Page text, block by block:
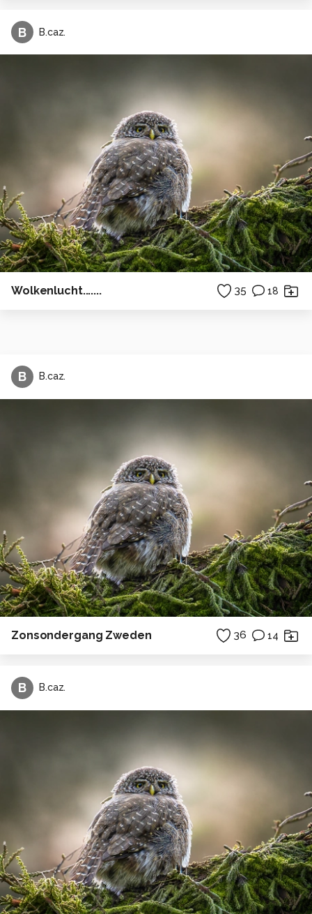
B B.caz.
Wolkenlucht....... 35 18
B B.caz.
Zonsondergang Zweden 36 14
B B.caz.